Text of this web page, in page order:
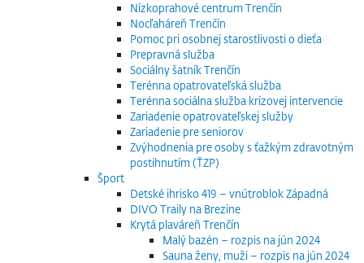
Nízkoprahové centrum Trenčín
Nocľaháreň Trenčín
Pomoc pri osobnej starostlivosti o dieťa
Prepravná služba
Sociálny šatník Trenčín
Terénna opatrovateľská služba
Terénna sociálna služba krízovej intervencie
Zariadenie opatrovateľskej služby
Zariadenie pre seniorov
Zvýhodnenia pre osoby s ťažkým zdravotným
postihnutím (ŤZP)
Šport
Detské ihrisko 419 – vnútroblok Západná
DIVO Traily na Brezine
Krytá plaváreň Trenčín
Malý bazén – rozpis na jún 2024
Sauna ženy, muži – rozpis na jún 2024